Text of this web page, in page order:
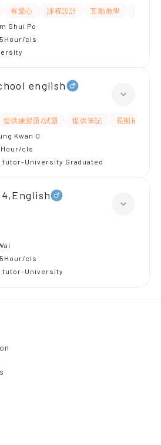
有愛心 課程設計 互動教學
Shui Po
cls
english
提供練習題/試題 提供筆記
長期補習
Kwan O
cls
tutor-University Graduated
cls
tutor-University